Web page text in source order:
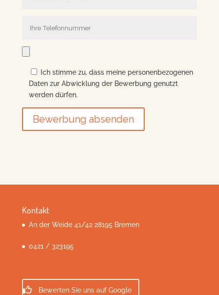
Ich stimme zu, dass meine personenbezogenen
Daten zur Abwicklung der Bewerbung genutzt
werden dürfen.
Kontakt
An der Weide 41/42 28195 Bremen
0421 / 323195
Bewerten Sie uns auf Google